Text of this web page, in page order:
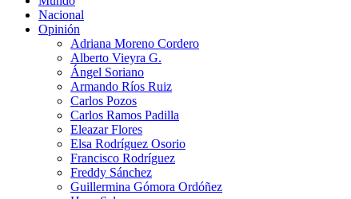
Nacional
Opinión
Adriana Moreno Cordero
Alberto Vieyra G.
Ángel Soriano
Armando Ríos Ruiz
Carlos Pozos
Carlos Ramos Padilla
Eleazar Flores
Elsa Rodríguez Osorio
Francisco Rodríguez
Freddy Sánchez
Guillermina Gómora Ordóñez